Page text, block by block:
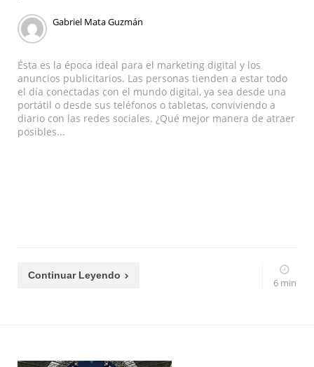
Gabriel Mata Guzmán
Ésta es la época ideal para el marketing digital y los
anuncios publicitarios. Las personas tienden a estar todo
el día conectadas con el mundo digital, ya sea desde una
portátil o desde sus teléfonos o tabletas, conviviendo a
diario con las redes sociales. ¿Qué mejor manera de atraer
posibles...
Continuar Leyendo
6 min